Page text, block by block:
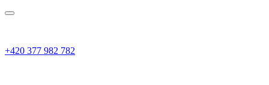
+420 377 982 782